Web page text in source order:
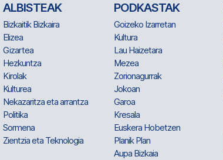
ALBISTEAK
Bizkaitik Bizkaira
Elizea
Gizartea
Hezkuntza
Kirolak
Kulturea
Nekazaritza eta arrantza
Politika
Sormena
Zientzia eta Teknologia
PODKASTAK
Goizeko Izarretan
Kultura
Lau Haizetara
Mezea
Zorionagurrak
Jokoan
Garoa
Kresala
Euskera Hobetzen
Planik Plan
Aupa Bizkaia